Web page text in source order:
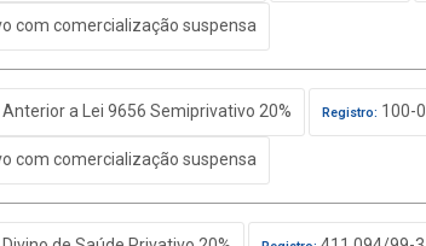
com comercialização suspensa
Anterior a Lei 9656 Semiprivativo 20% Registro: 100-
com comercialização suspensa